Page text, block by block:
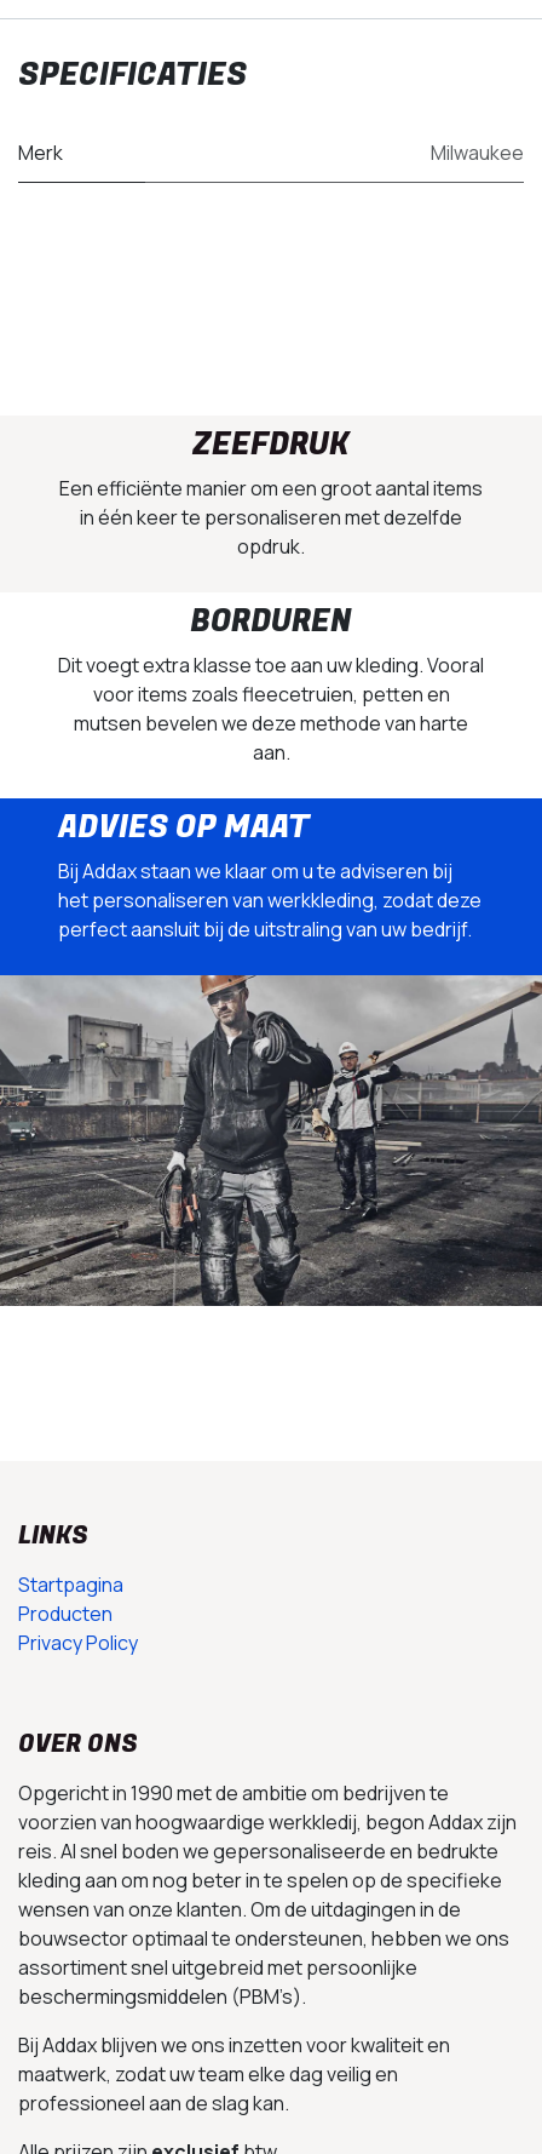
SPECIFICATIES
Merk Milwaukee
ZEEFDRUK
Een efficiënte manier om een groot aantal items
in één keer te personaliseren met dezelfde
opdruk.
BORDUREN
Dit voegt extra klasse toe aan uw kleding. Vooral
voor items zoals fleecetruien, petten en
mutsen bevelen we deze methode van harte
aan.
ADVIES OP MAAT
Bij Addax staan we klaar om u te adviseren bij
het personaliseren van werkkleding, zodat deze
perfect aansluit bij de uitstraling van uw bedrijf.
LINKS
Startpagina
Producten
Privacy Policy
OVER ONS
Opgericht in 1990 met de ambitie om bedrijven te
voorzien van hoogwaardige werkkledij, begon Addax zijn
reis. Al snel boden we gepersonaliseerde en bedrukte
kleding aan om nog beter in te spelen op de specifieke
wensen van onze klanten. Om de uitdagingen in de
bouwsector optimaal te ondersteunen, hebben we ons
assortiment snel uitgebreid met persoonlijke
beschermingsmiddelen (PBM’s).
Bij Addax blijven we ons inzetten voor kwaliteit en
maatwerk, zodat uw team elke dag veilig en
professioneel aan de slag kan.